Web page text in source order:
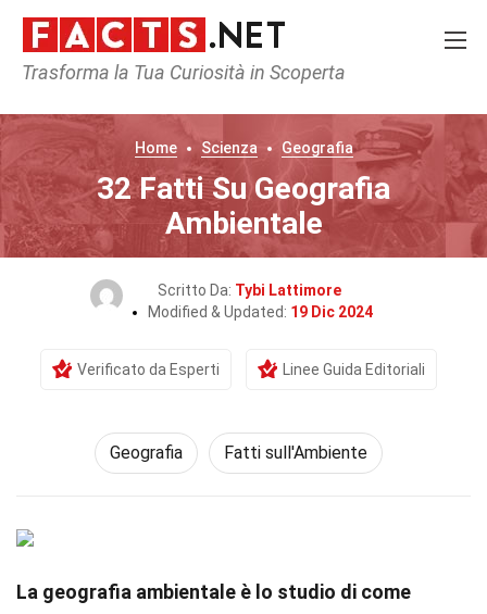
Trasforma la Tua Curiosità in Scoperta
Home Scienza Geografia
32 Fatti Su Geografia
Ambientale
Scritto Da: Tybi Lattimore
Modified & Updated: 19 Dic 2024
Verificato da Esperti Linee Guida Editoriali
Geografia Fatti sull'Ambiente
La geografia ambientale è lo studio di come